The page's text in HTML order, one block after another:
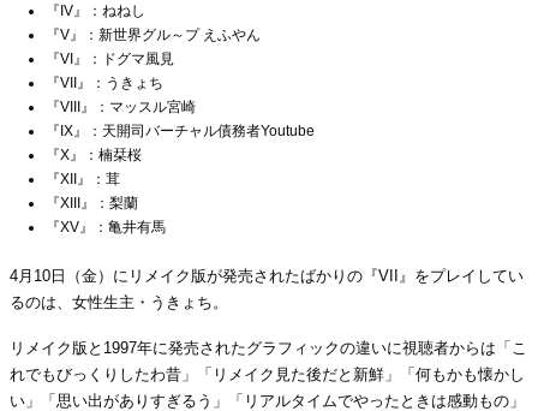
『IV』：ねねし
『V』：新世界グル～プ えふやん
『VI』：ドグマ風見
『VII』：うきょち
『VIII』：マッスル宮崎
『IX』：天開司バーチャル債務者Youtube
『X』：楠栞桜
『XII』：茸
『XIII』：梨蘭
『XV』：亀井有馬
4月10日（金）にリメイク版が発売されたばかりの『VII』をプレイしてい
るのは、女性生主・うきょち。
リメイク版と1997年に発売されたグラフィックの違いに視聴者からは「こ
れでもびっくりしたわ昔」「リメイク見た後だと新鮮」「何もかも懐かし
い」「思い出がありすぎるう」「リアルタイムでやったときは感動もの」